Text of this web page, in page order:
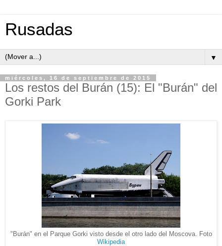
Rusadas
▼
miércoles, 16 de septiembre de 2015
Los restos del Burán (15): El "Burán" del
Gorki Park
"Burán" en el Parque Gorki visto desde el otro lado del Moscova. Foto
Wikipedia